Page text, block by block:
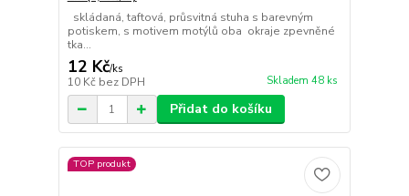
skládaná, taftová, průsvitná stuha s barevným
potiskem, s motivem motýlů oba okraje zpevněné
tka...
12 Kč/ks
10 Kč bez DPH Skladem 48 ks
Přidat do košíku
TOP produkt